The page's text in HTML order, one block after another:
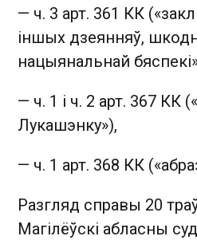
— ч. 3 арт. 361 КК
іншых дзеянняў,
нацыянальнай
— ч. 1 і ч. 2 арт. 367 КК
Лукашэнку»),
— ч. 1 арт. 368 КК
Разгляд справы 20
Магілёўскі абласны